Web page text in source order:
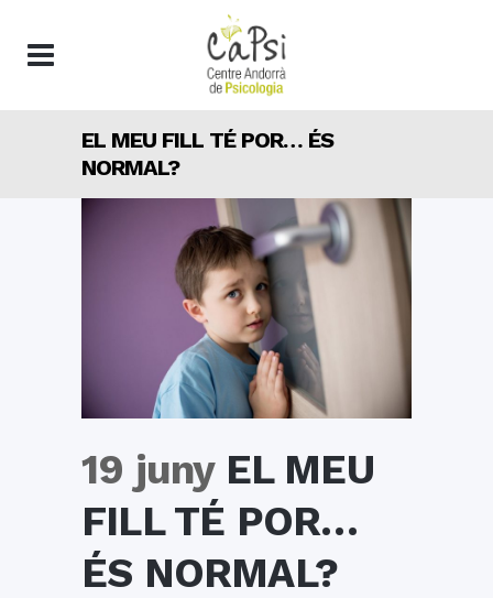
EL MEU FILL TÉ POR… ÉS
NORMAL?
19 junyEL MEU
FILL TÉ POR…
ÉS NORMAL?